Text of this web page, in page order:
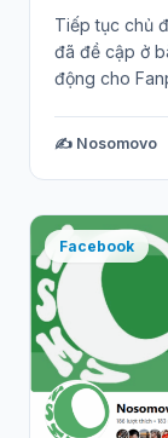
Tiếp tục chủ
đã đề cập ở
động cho
đặt nút hành
✍️ Nosomovo
Facebook